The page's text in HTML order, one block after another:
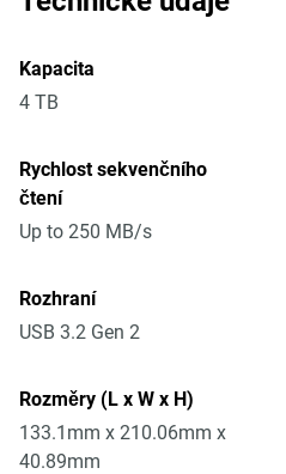
Kapacita
4 TB
Rychlost sekvenčního
čtení
Up to 250 MB/s
Rozhraní
USB 3.2 Gen 2
Rozměry (L x W x H)
133.1mm x 210.06mm x
40.89mm